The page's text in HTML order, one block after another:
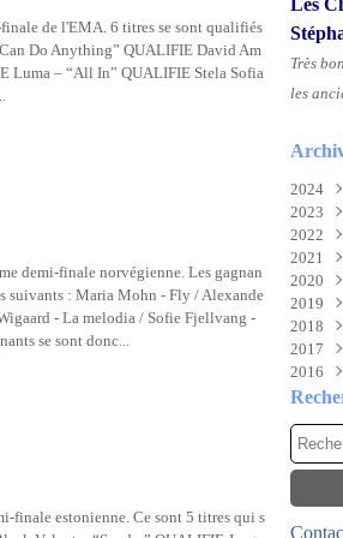
de l'EMA. 6 titres se sont qualifiés
Do Anything” QUALIFIE David Am
Luma – “All In” QUALIFIE Stela Sofia
demi-finale norvégienne. Les gagnan
suivants : Maria Mohn - Fly / Alexande
- La melodia / Sofie Fjellvang -
se sont donc...
finale estonienne. Ce sont 5 titres qui s
Les
Très
les
2024
Août
Juin
Mai
2023
2022
Mai
Mars
2021
Août
2020
Mai
2019
Mai
2018
Mai
2017
Juin
Mai
2016
Juin